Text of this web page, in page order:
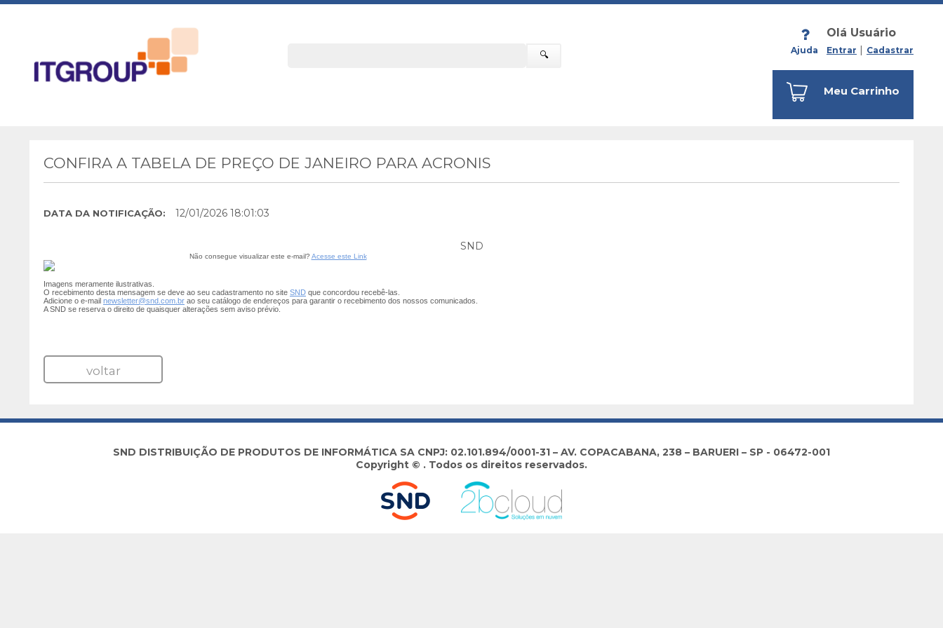
🔍 Ajuda
Olá Usuário
Entrar Cadastrar
Meu Carrinho
CONFIRA A TABELA DE PREÇO DE JANEIRO PARA ACRONIS
DATA DA NOTIFICAÇÃO: 12/01/2026 18:01:03
SND
Não consegue visualizar este e-mail? Acesse este Link
Imagens meramente ilustrativas.
O recebimento desta mensagem se deve ao seu cadastramento no site SND que concordou recebê-las.
Adicione o e-mail newsletter@snd.com.br ao seu catálogo de endereços para garantir o recebimento dos nossos comunicados.
A SND se reserva o direito de quaisquer alterações sem aviso prévio.
voltar
SND DISTRIBUIÇÃO DE PRODUTOS DE INFORMÁTICA SA CNPJ: 02.101.894/0001-31 – AV. COPACABANA, 238 – BARUERI – SP - 06472-001
Copyright © . Todos os direitos reservados.